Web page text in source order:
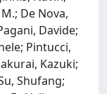
De Nova,
Davide;
Pintucci,
Kazuki;
Shufang;